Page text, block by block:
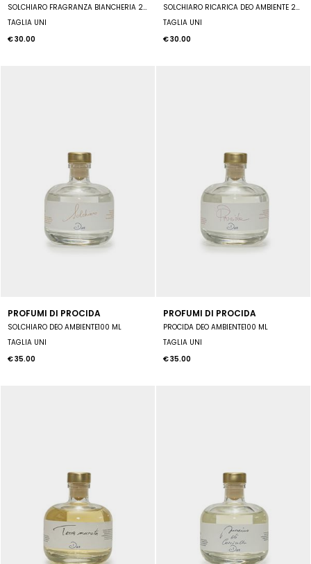
SOLCHIARO FRAGRANZA BIANCHERIA 250 ML
TAGLIA UNI
€ 30.00
SOLCHIARO RICARICA DEO AMBIENTE 250 ML
TAGLIA UNI
€ 30.00
PROFUMI DI PROCIDA
SOLCHIARO DEO AMBIENTE100 ML
TAGLIA UNI
€ 35.00
PROFUMI DI PROCIDA
PROCIDA DEO AMBIENTE100 ML
TAGLIA UNI
€ 35.00